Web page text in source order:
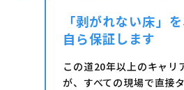
「剥がれない床」
自ら保証します
この道20年以上のキャリ
が、すべての現場で直接